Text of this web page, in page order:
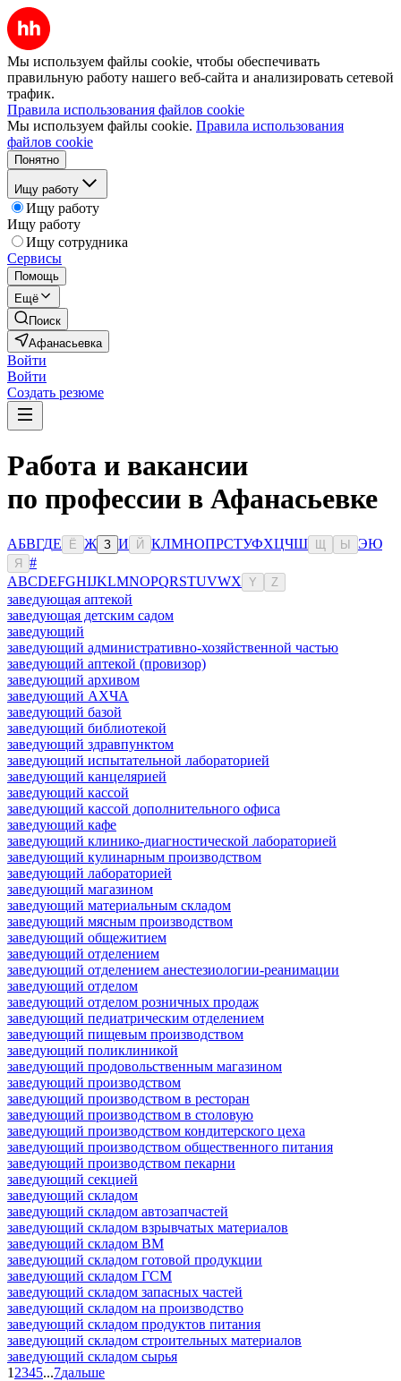
Мы используем файлы cookie, чтобы обеспечивать
правильную работу нашего веб-сайта и анализировать сетевой
трафик.
Правила использования файлов cookie
Мы используем файлы cookie. Правила использования
файлов cookie
Понятно
Ищу работу
Ищу работу
Ищу работу
Ищу сотрудника
Сервисы
Помощь
Ещё
Поиск
Афанасьевка
Войти
Войти
Создать резюме
Работа и вакансии
по профессии в Афанасьевке
АБВГДЕ Ё Ж З И Й КЛМНОПРСТУФХЦЧШ Ы ЭЮ
Я
#
ABCDEFGHIJKLMNOPQRSTUVWX Y Z
заведующая аптекой
заведующая детским садом
заведующий
заведующий административно-хозяйственной частью
заведующий аптекой (провизор)
заведующий архивом
заведующий АХЧА
заведующий базой
заведующий библиотекой
заведующий здравпунктом
заведующий испытательной лабораторией
заведующий канцелярией
заведующий кассой
заведующий кассой дополнительного офиса
заведующий кафе
заведующий клинико-диагностической лабораторией
заведующий кулинарным производством
заведующий лабораторией
заведующий магазином
заведующий материальным складом
заведующий мясным производством
заведующий общежитием
заведующий отделением
заведующий отделением анестезиологии-реанимации
заведующий отделом
заведующий отделом розничных продаж
заведующий педиатрическим отделением
заведующий пищевым производством
заведующий поликлиникой
заведующий продовольственным магазином
заведующий производством
заведующий производством в ресторан
заведующий производством в столовую
заведующий производством кондитерского цеха
заведующий производством общественного питания
заведующий производством пекарни
заведующий секцией
заведующий складом
заведующий складом автозапчастей
заведующий складом взрывчатых материалов
заведующий складом ВМ
заведующий складом готовой продукции
заведующий складом ГСМ
заведующий складом запасных частей
заведующий складом на производство
заведующий складом продуктов питания
заведующий складом строительных материалов
заведующий складом сырья
1 2345...7дальше